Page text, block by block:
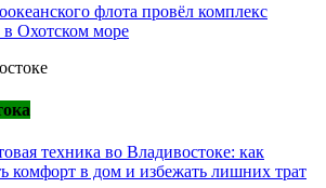
флота провёл комплекс
в Охотском море
техника во Владивостоке: как
комфорт в дом и избежать лишних трат